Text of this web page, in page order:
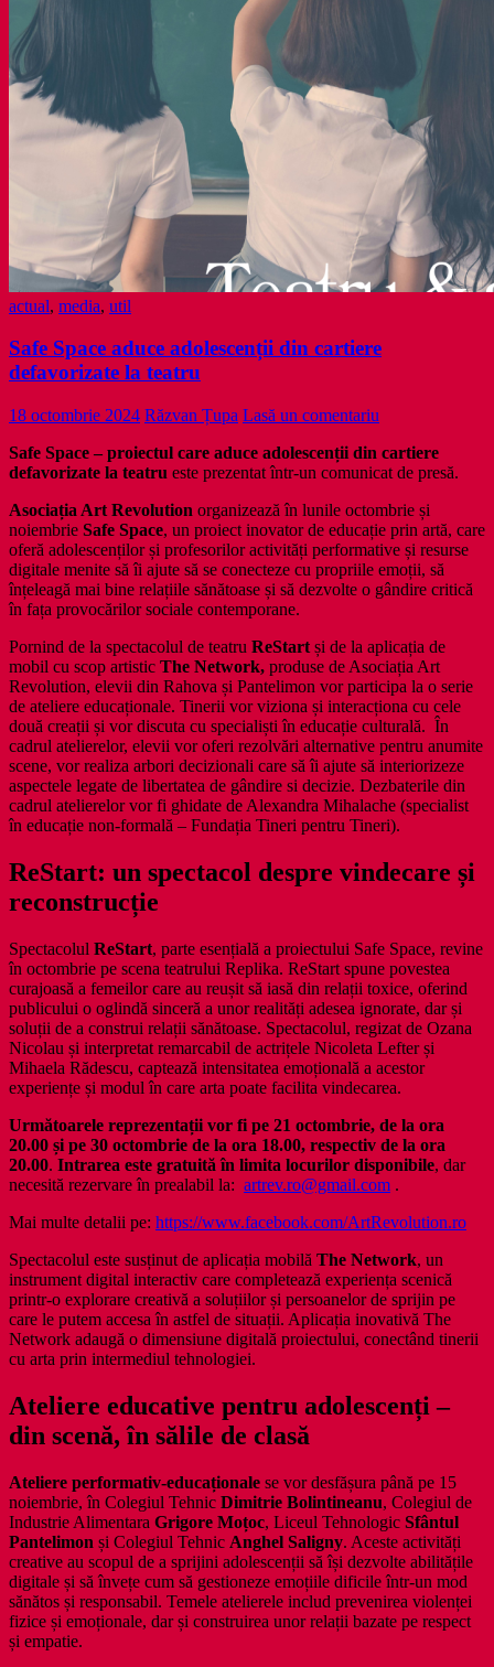
actual, media, util
Safe Space aduce adolescenții din cartiere
defavorizate la teatru
18 octombrie 2024 Răzvan Țupa Lasă un comentariu
Safe Space – proiectul care aduce adolescenții din cartiere
defavorizate la teatru este prezentat într-un comunicat de presă.
Asociația Art Revolution organizează în lunile octombrie și
noiembrie Safe Space, un proiect inovator de educație prin artă, care
oferă adolescenților și profesorilor activități performative și resurse
digitale menite să îi ajute să se conecteze cu propriile emoții, să
înțeleagă mai bine relațiile sănătoase și să dezvolte o gândire critică
în fața provocărilor sociale contemporane.
Pornind de la spectacolul de teatru ReStart și de la aplicația de
mobil cu scop artistic The Network, produse de Asociația Art
Revolution, elevii din Rahova și Pantelimon vor participa la o serie
de ateliere educaționale. Tinerii vor viziona și interacționa cu cele
două creații și vor discuta cu specialiști în educație culturală. În
cadrul atelierelor, elevii vor oferi rezolvări alternative pentru anumite
scene, vor realiza arbori decizionali care să îi ajute să interiorizeze
aspectele legate de libertatea de gândire si decizie. Dezbaterile din
cadrul atelierelor vor fi ghidate de Alexandra Mihalache (specialist
în educație non-formală – Fundația Tineri pentru Tineri).
ReStart: un spectacol despre vindecare și
reconstrucție
Spectacolul ReStart, parte esențială a proiectului Safe Space, revine
în octombrie pe scena teatrului Replika. ReStart spune povestea
curajoasă a femeilor care au reușit să iasă din relații toxice, oferind
publicului o oglindă sinceră a unor realități adesea ignorate, dar și
soluții de a construi relații sănătoase. Spectacolul, regizat de Ozana
Nicolau și interpretat remarcabil de actrițele Nicoleta Lefter și
Mihaela Rădescu, captează intensitatea emoțională a acestor
experiențe și modul în care arta poate facilita vindecarea.
Următoarele reprezentații vor fi pe 21 octombrie, de la ora
20.00 și pe 30 octombrie de la ora 18.00, respectiv de la ora
20.00. Intrarea este gratuită în limita locurilor disponibile, dar
necesită rezervare în prealabil la: artrev.ro@gmail.com .
Mai multe detalii pe: https://www.facebook.com/ArtRevolution.ro
Spectacolul este susținut de aplicația mobilă The Network, un
instrument digital interactiv care completează experiența scenică
printr-o explorare creativă a soluțiilor și persoanelor de sprijin pe
care le putem accesa în astfel de situații. Aplicația inovativă The
Network adaugă o dimensiune digitală proiectului, conectând tinerii
cu arta prin intermediul tehnologiei.
Ateliere educative pentru adolescenți –
din scenă, în sălile de clasă
Ateliere performativ-educaționale se vor desfășura până pe 15
noiembrie, în Colegiul Tehnic Dimitrie Bolintineanu, Colegiul de
Industrie Alimentara Grigore Moțoc, Liceul Tehnologic Sfântul
Pantelimon și Colegiul Tehnic Anghel Saligny. Aceste activități
creative au scopul de a sprijini adolescenții să își dezvolte abilitățile
digitale și să învețe cum să gestioneze emoțiile dificile într-un mod
sănătos și responsabil. Temele atelierele includ prevenirea violenței
fizice și emoționale, dar și construirea unor relații bazate pe respect
și empatie.